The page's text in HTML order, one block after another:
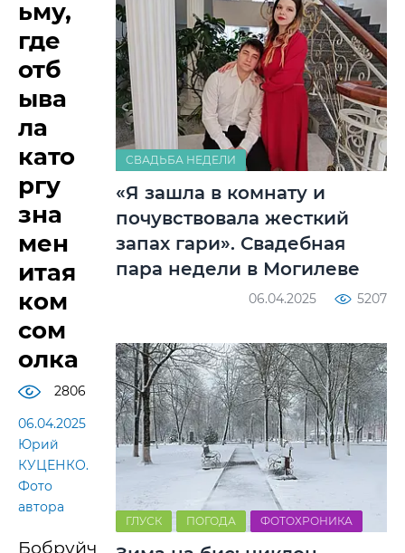
ьму,
где
отб
ыва
ла
като
ргу
зна
мен
итая
ком
сом
олка
2806
06.04.2025
Юрий
КУЦЕНКО.
Фото
автора
Бобруйчанин
СВАДЬБА НЕДЕЛИ
«Я зашла в комнату и
почувствовала жесткий
запах гари». Свадебная
пара недели в Могилеве
06.04.2025 5207
ГЛУСК ПОГОДА ФОТОХРОНИКА